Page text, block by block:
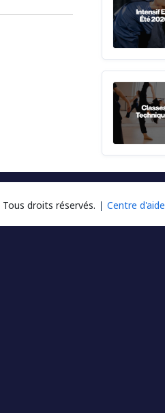
Tous droits réservés. Centre d'aide